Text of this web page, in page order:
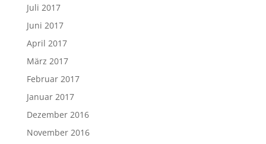
Juli 2017
Juni 2017
April 2017
März 2017
Februar 2017
Januar 2017
Dezember 2016
November 2016